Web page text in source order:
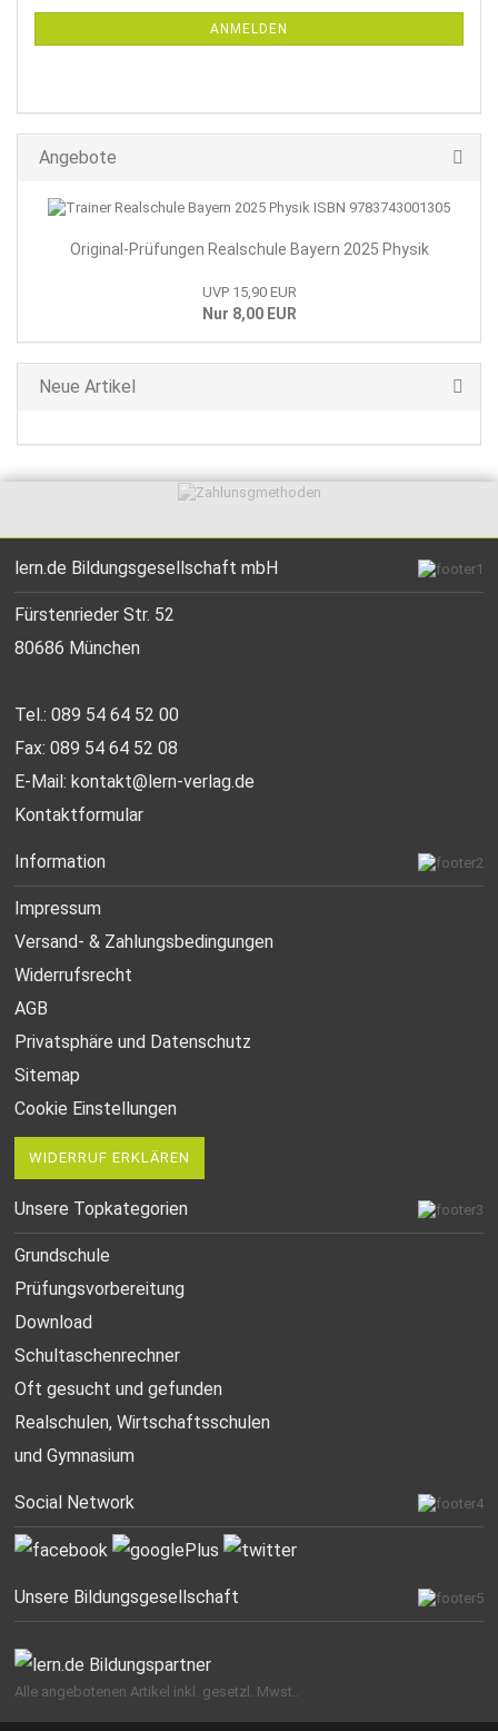
ANMELDEN
Angebote
Original-Prüfungen Realschule Bayern 2025 Physik
UVP 15,90 EUR
Nur 8,00 EUR
Neue Artikel
lern.de Bildungsgesellschaft mbH
Fürstenrieder Str. 52
80686 München
Tel.: 089 54 64 52 00
Fax: 089 54 64 52 08
E-Mail:kontakt@lern-verlag.de
Kontaktformular
Information
Impressum
Versand- & Zahlungsbedingungen
Widerrufsrecht
AGB
Privatsphäre und Datenschutz
Sitemap
Cookie Einstellungen
WIDERRUF ERKLÄREN
Unsere Topkategorien
Grundschule
Prüfungsvorbereitung
Download
Schultaschenrechner
Oft gesucht und gefunden
Realschulen,Wirtschaftsschulen
und Gymnasium
Social Network
Unsere Bildungsgesellschaft
Alle angebotenen Artikel inkl. gesetzl. Mwst..